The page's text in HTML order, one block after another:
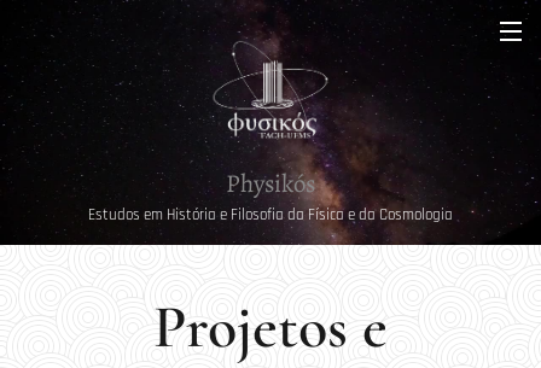
Physikós
Estudos em História e Filosofia da Física e da Cosmologia
Projetos e